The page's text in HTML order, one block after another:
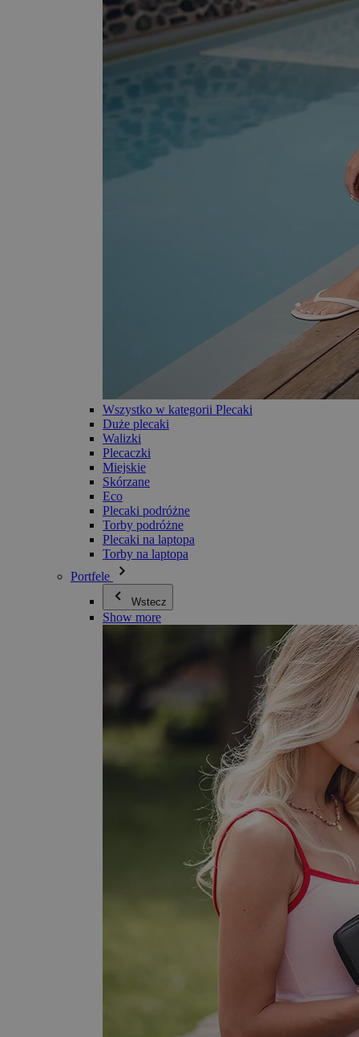
Wszystko w kategorii Plecaki
Duże plecaki
Walizki
Plecaczki
Miejskie
Skórzane
Eco
Plecaki podróżne
Torby podróżne
Plecaki na laptopa
Torby na laptopa
Portfele
Wstecz
Show more